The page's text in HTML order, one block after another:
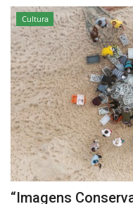
Cultura
“Imagens